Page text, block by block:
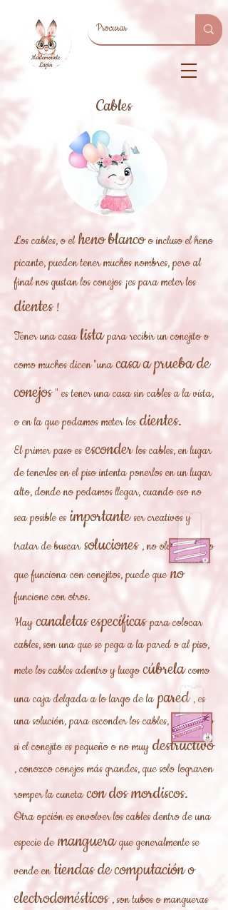
Cables
Los cables, o el heno blanco o incluso el heno
picante, pueden tener muchos nombres, pero al
final nos gustan los conejos ¡es para meter los
dientes !
Tener una casa lista para recibir un conejito o
como muchos dicen "una casa a prueba de
conejos " es tener una casa sin cables a la vista,
o en la que podamos meter los dientes.
El primer paso es esconder los cables, en lugar
de tenerlos en el piso intenta ponerlos en un lugar
alto, donde no podamos llegar, cuando eso no
sea posible es importante ser creativos y
tratar de buscar soluciones , no olvides que lo
que funciona con conejitos, puede que no
funcione con otros.
Hay canaletas específicas para colocar
cables, son una que se pega a la pared o al piso,
mete los cables adentro y luego cúbrela como
una caja delgada a lo largo de la pared , es
una solución, para esconder los cables, sobre todo
si el conejito es pequeño o no muy destructivo
, conozco conejos más grandes, que solo lograron
romper la cuneta con dos mordiscos.
Otra opción es envolver los cables dentro de una
especie de manguera que generalmente se
vende en tiendas de computación o
electrodomésticos , son tubos o mangueras